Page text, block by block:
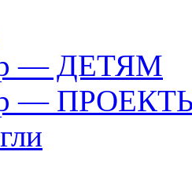
— ДЕТЯМ
—